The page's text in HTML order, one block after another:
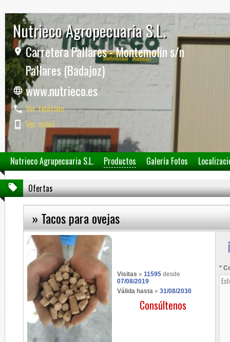
Nutrieco Agropecuaria S.L.
Carretera Pallares - Montemolín s/n
Pallares (Badajoz)
www.nutrieco.es
Ver teléfono
Ver móvil
Nutrieco Agrupecuaria S.L. Productos Galería Fotos
Ofertas
» Tacos para ovejas
Visitas » 11595 desde
07/08/2019
Válida hasta » 31/08/2030
Consúltenos
*